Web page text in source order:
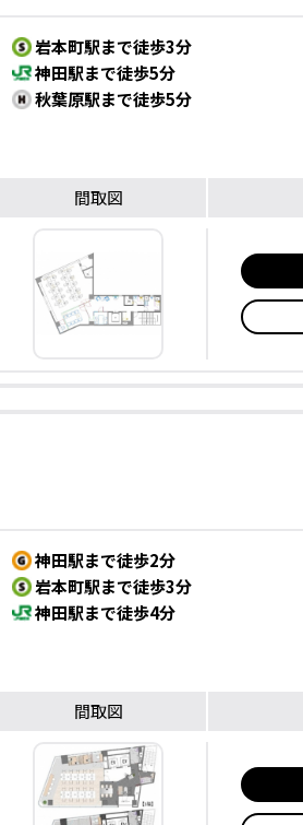
岩本町駅まで徒歩3分
神田駅まで徒歩5分
秋葉原駅まで徒歩5分
間取図
神田駅まで徒歩2分
岩本町駅まで徒歩3分
神田駅まで徒歩4分
間取図